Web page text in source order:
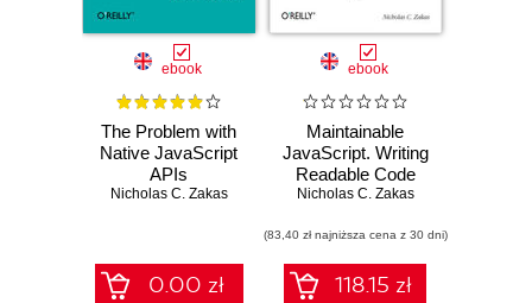
ebook
The Problem with
Native JavaScript
APIs
Nicholas C. Zakas
0.00 zł
ebook
Maintainable
JavaScript. Writing
Readable Code
Nicholas C. Zakas
(83,40 zł najniższa cena z 30 dni)
118.15 zł